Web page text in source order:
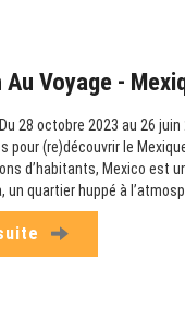
Voyage -
Du 28 octobre 2023 au 26 juin
pour (re)découvrir le
d’habitants, Mexico est
un quartier huppé à